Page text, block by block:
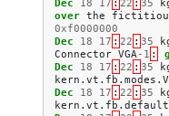
Dec
18 17 : 22 : 35
over the
0xf0000000
Dec
18 17 : 22 : 35
Connector VGA- 1 :
Dec
18 17 : 22 : 35
kern . vt . fb . modes .
Dec
18 17 : 22 : 35
kern . vt . fb .